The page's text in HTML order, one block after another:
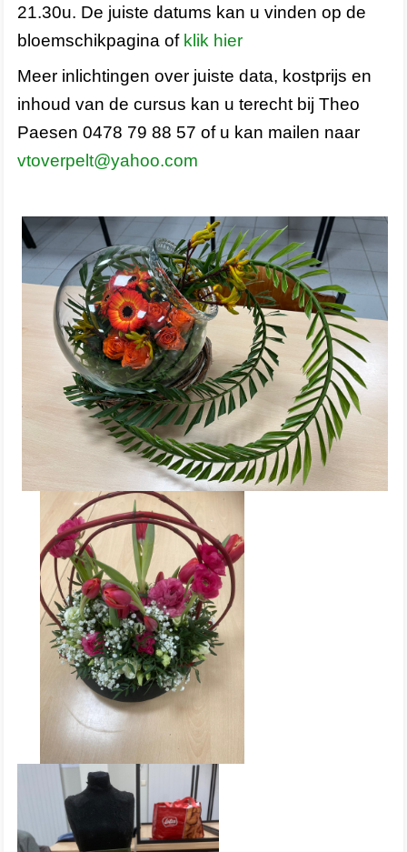
21.30u. De juiste datums kan u vinden op de
bloemschikpagina of klik hier
Meer inlichtingen over juiste data, kostprijs en
inhoud van de cursus kan u terecht bij Theo
Paesen 0478 79 88 57 of u kan mailen naar
vtoverpelt@yahoo.com